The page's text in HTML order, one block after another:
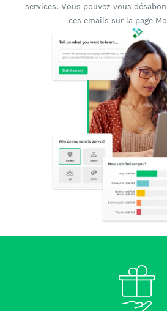
services. Vous pouvez vous
ces emails sur la page